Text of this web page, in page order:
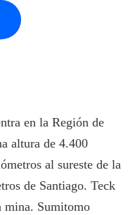
en la Región de
altura de 4.400
al sureste de la
de Santiago. Teck
mina. Sumitomo